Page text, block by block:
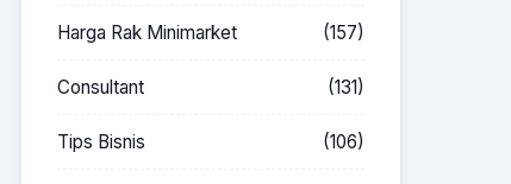
Harga Rak Minimarket (157)
Consultant (131)
Tips Bisnis (106)